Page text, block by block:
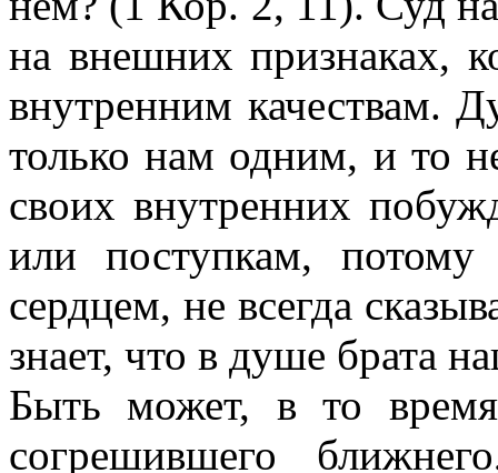
на внешних признаках,
внутренним качествам.
только нам одним, и то
своих внутренних
или поступкам,
сердцем, не всегда
знает, что в душе брата
Быть может, в то
согрешившего